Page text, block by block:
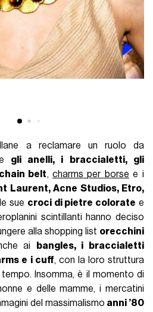
a reclamare un ruolo da
gli anelli, i braccialetti, gli
belt, charms per borse e i
Laurent, Acne Studios, Etro,
sue croci di pietre colorate e
scintillanti hanno deciso
alla shopping list orecchini
ai
bangles, i braccialetti
e i cuff, con la loro struttura
tempo. Insomma, è il momento di
e delle mamme, i mercatini
del massimalismo anni ’80